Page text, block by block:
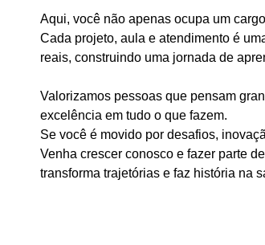
Aqui, você não apenas ocupa um
Cada projeto, aula e atendimento é
reais, construindo uma jornada de
Valorizamos pessoas que pensam
excelência em tudo o que fazem.
Se você é movido por desafios,
Venha crescer conosco e fazer parte
transforma trajetórias e faz história na